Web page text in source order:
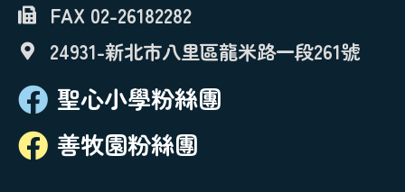
FAX 02-26182282
24931-新北市八里區龍米路一段261號
聖心小學粉絲團
善牧園粉絲團